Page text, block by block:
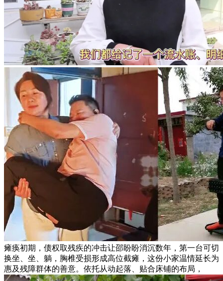
瘫痪初期，债权取残疾的冲击让邵盼盼消沉数年，第一台可切
换坐、坐、躺，胸椎受损形成高位截瘫，这份小家温情延长为
惠及残障群体的善意。依托从动起落、贴合床铺的布局，